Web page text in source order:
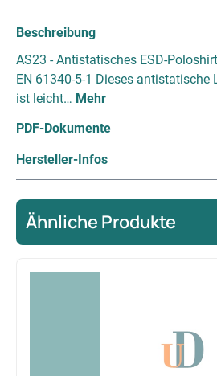
Beschreibung
AS23 - Antistatisches ESD-
EN 61340-5-1 Dieses antistatische
ist leicht… Mehr
PDF-Dokumente
Hersteller-Infos
Ähnliche Produkte